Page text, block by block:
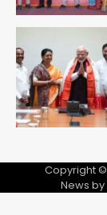
Copyright
News by